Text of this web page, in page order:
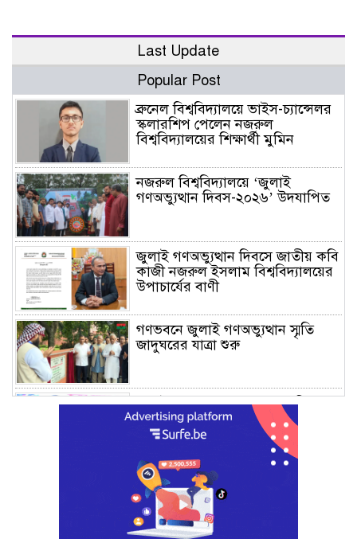
Last Update
Popular Post
ব্রুনেল বিশ্ববিদ্যালয়ে ভাইস-চ্যান্সেলর
স্কলারশিপ পেলেন নজরুল
বিশ্ববিদ্যালয়ের শিক্ষার্থী মুমিন
নজরুল বিশ্ববিদ্যালয়ে ‘জুলাই
গণঅভ্যুত্থান দিবস-২০২৬’ উদযাপিত
জুলাই গণঅভ্যুত্থান দিবসে জাতীয় কবি
কাজী নজরুল ইসলাম বিশ্ববিদ্যালয়ের
উপাচার্যের বাণী
গণভবনে জুলাই গণঅভ্যুত্থান স্মৃতি
জাদুঘরের যাত্রা শুরু
জুলাই আন্দোলন জনগণের, কৃতিত্ব
কোনো একক দলের নয়: প্রধানমন্ত্রী
মালয়েশিয়ায় সহকর্মীদের সংঘর্ষে ৩
বাংলাদেশি নিহত, গ্রেপ্তার ১